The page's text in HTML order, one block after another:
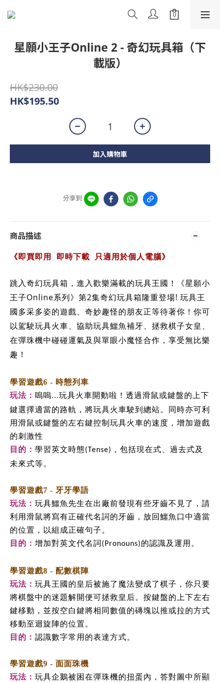
星願小王子Online 2 - 奇幻玩具箱（下
載版）
HK$230.00
HK$195.50
加入購物車
分享到
商品描述
《即買即用 即時下載 只適用於個人電腦》
跳入奇幻玩具箱，進入歡樂滿載的玩具王國！《星願小
王子Online系列》第2集奇幻玩具箱隆重登場! 玩具王
國多采多姿的遊戲、奇妙趣怪的朋友正等待著你！你可
以駕駛玩具火車、協助玩具鱷魚補牙、拯救棋子女皇、
在彈珠機中碰碰運氣及與單眼小魔怪合作，享受無比樂
趣！
學習遊戲6 - 時態列車
玩法： 嗚嗚...玩具火車開動啦！透過滑鼠或鍵盤的上下
鍵選擇適當的路軌，將玩具火車駛到總站。同時亦可利
用滑鼠或鍵盤的左右鍵控制玩具火車的速度，增加遊戲
的刺激性
目的： 學習英文時態(Tense) ，包括現在式、過去式及
未來式等。
學習遊戲7 - 牙牙學語
玩法： 玩具鱷魚先生在出廠前發現有些牙齒不見了，請
利用滑鼠將寫有正確代名詞的牙齒，放回鱷魚口中適當
的位置，以組成正確句子。
目的： 增加對英文代名詞 (Pronouns)的認識及運用。
學習遊戲8 - 配數棋陣
玩法： 玩具王國的皇后被施了魔法變成了棋子，你只要
將棋盤中的迷題解開便可拯救皇后。按鍵盤的上下左右
鍵移動，並按空白鍵將相同數值的磚塊以推或拉的方式
移動至迴旋陣的位置。
目的： 認識數字常用的表達方式。
學習遊戲9 - 面面珠機
玩法： 玩具企鵝被困在彈珠機的扭蛋內，答對圖中所顯